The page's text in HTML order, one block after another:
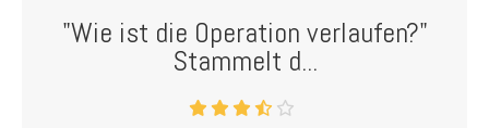
"Wie ist die Operation verlaufen?"
Stammelt d...